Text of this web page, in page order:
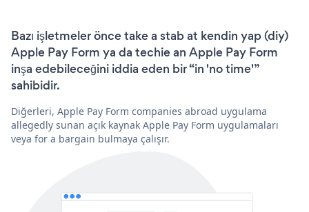
Bazı işletmeler önce take a stab at kendin yap (diy)
Apple Pay Form ya da techie an Apple Pay Form
inşa edebileceğini iddia eden bir “in 'no time'”
sahibidir.
Diğerleri, Apple Pay Form companies abroad uygulama
allegedly sunan açık kaynak Apple Pay Form uygulamaları
veya for a bargain bulmaya çalışır.